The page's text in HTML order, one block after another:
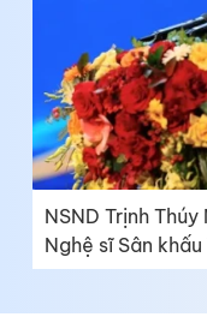
NSND Trịnh
Nghệ sĩ Sân